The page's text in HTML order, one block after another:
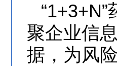
聚企业信
据，为风